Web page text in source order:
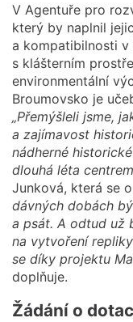
V Agentuře pro
který by naplnil
a kompatibilnosti v
s klášterním
environmentální
Broumovsko je
„Přemýšleli jsme,
a zajímavost
nádherné
dlouhá léta
Junková, která se
dávných dobách
a psát. A odtud už
na vytvoření
se díky projektu
doplňuje.
Žádání o